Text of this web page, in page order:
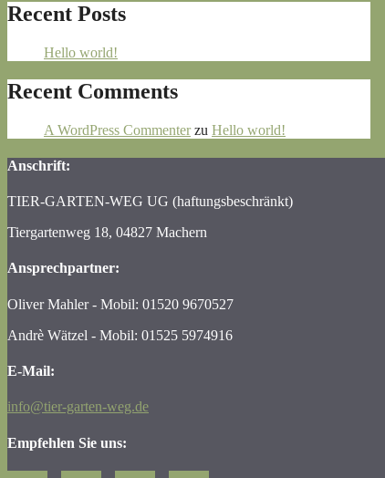
Recent Posts
Hello world!
Recent Comments
A WordPress Commenterzu Hello world!
Anschrift:
TIER-GARTEN-WEG UG (haftungsbeschränkt)
Tiergartenweg 18, 04827 Machern
Ansprechpartner:
Oliver Mahler - Mobil: 01520 9670527
Andrè Wätzel - Mobil: 01525 5974916
E-Mail:
info@tier-garten-weg.de
Empfehlen Sie uns: